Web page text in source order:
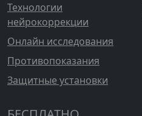
Технологии
нейрокоррекции
Онлайн исследования
Противопоказания
Защитные установки